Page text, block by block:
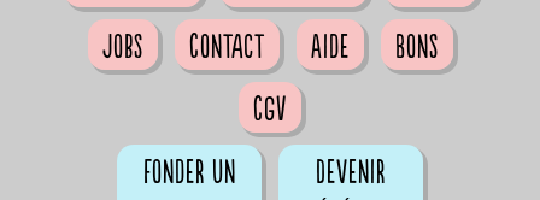
Jobs
Contact Aide
Bons
CGV
Fonder un
Devenir